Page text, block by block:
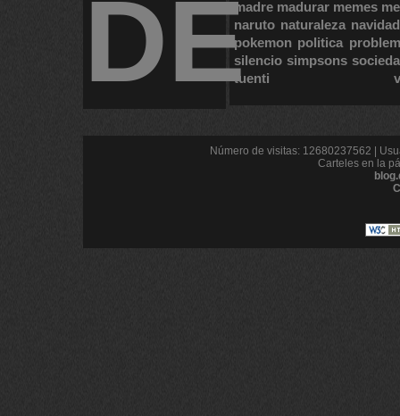
DEmadre madurar memes
naruto naturaleza navidad
pokemon politica
silencio simpsons
tuenti
Número de visitas: 12680237562 |
Carteles en la